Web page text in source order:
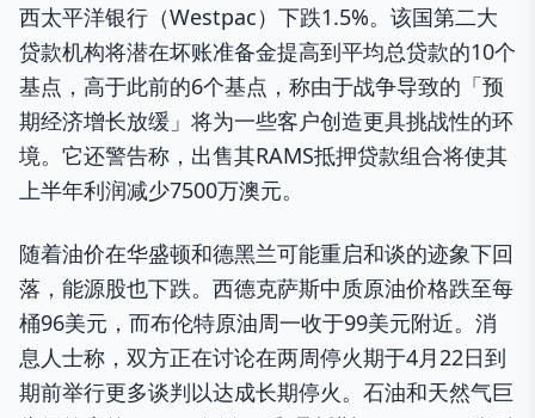
西太平洋银行（Westpac）下跌1.5%。该国第二大
贷款机构将潜在坏账准备金提高到平均总贷款的10个
基点，高于此前的6个基点，称由于战争导致的「预
期经济增长放缓」将为一些客户创造更具挑战性的环
境。它还警告称，出售其RAMS抵押贷款组合将使其
上半年利润减少7500万澳元。
随着油价在华盛顿和德黑兰可能重启和谈的迹象下回
落，能源股也下跌。西德克萨斯中质原油价格跌至每
桶96美元，而布伦特原油周一收于99美元附近。消
息人士称，双方正在讨论在两周停火期于4月22日到
期前举行更多谈判以达成长期停火。石油和天然气巨